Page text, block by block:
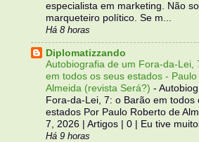
especialista em marketing. Não
marqueteiro político. Se m...
Há 8 horas
Diplomatizzando
Autobiografia de um Fora-da-Lei,
em todos os seus estados -
Almeida (revista Será?) -
Fora-da-Lei, 7: o Barão em todos
estados Por Paulo Roberto de
7, 2026 | Artigos | 0 | Eu tive
Há 9 horas